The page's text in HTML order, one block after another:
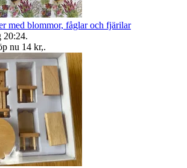
med blommor, fåglar och fjärilar
20:24.
nu 14 kr,.